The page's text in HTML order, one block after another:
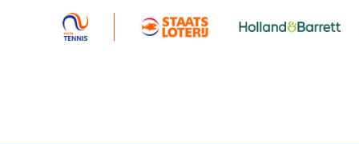
Verbeet,
Mila